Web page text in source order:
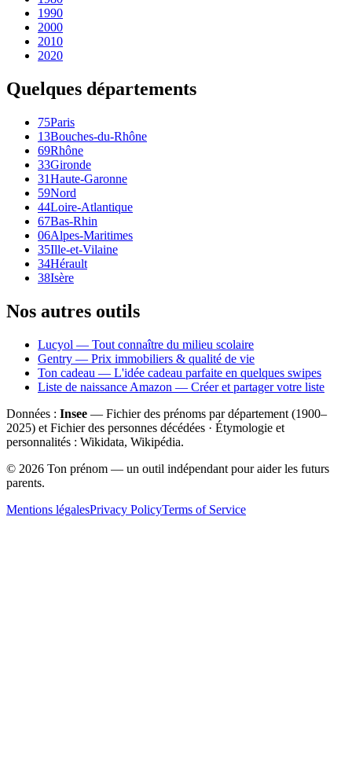
1990
2000
2010
2020
Quelques départements
75Paris
13Bouches-du-Rhône
69Rhône
33Gironde
31Haute-Garonne
59Nord
44Loire-Atlantique
67Bas-Rhin
06Alpes-Maritimes
35Ille-et-Vilaine
34Hérault
38Isère
Nos autres outils
Lucyol — Tout connaître du milieu scolaire
Gentry — Prix immobiliers & qualité de vie
Ton cadeau — L'idée cadeau parfaite en quelques swipes
Liste de naissance Amazon — Créer et partager votre liste
Données : Insee — Fichier des prénoms par département (1900–
2025) et Fichier des personnes décédées · Étymologie et
personnalités : Wikidata, Wikipédia.
© 2026 Ton prénom — un outil indépendant pour aider les futurs
parents.
Mentions légalesPrivacy PolicyTerms of Service